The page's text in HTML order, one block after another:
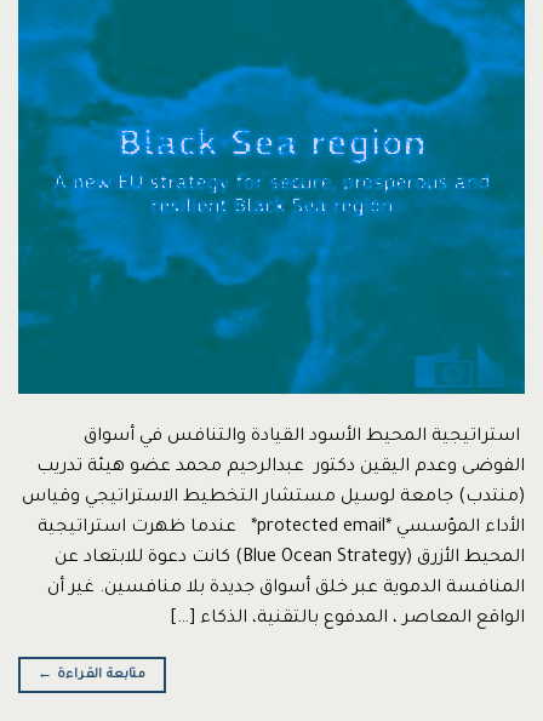
استراتيجية المحيط الأسود القيادة والتنافس في أسواق
الفوضى وعدم اليقين دكتور عبدالرحيم محمد عضو هيئة تدريب
(منتدب) جامعة لوسيل مستشار التخطيط الاستراتيجي وقياس
الأداء المؤسسي *protected email* عندما ظهرت استراتيجية
المحيط الأزرق (Blue Ocean Strategy) كانت دعوة للابتعاد عن
المنافسة الدموية عبر خلق أسواق جديدة بلا منافسين. غير أن
الواقع المعاصر ، المدفوع بالتقنية، الذكاء […]
متابعة القراءة ←